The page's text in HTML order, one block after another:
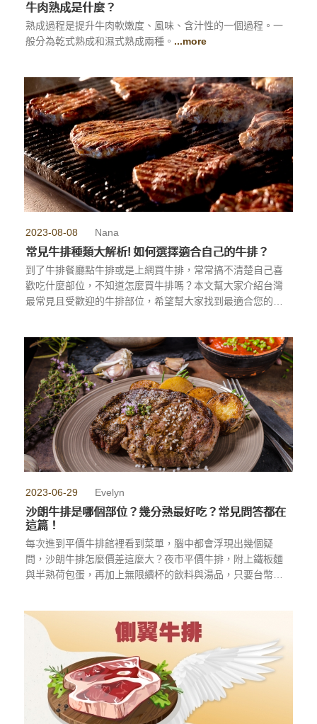
牛肉熟成是什麼？
熟成過程是提升牛肉軟嫩度、風味、含汁性的一個過程。一
般分為乾式熟成和濕式熟成兩種。 ...more
2023-08-08 Nana
常見牛排種類大解析! 如何選擇適合自己的牛排？
到了牛排餐廳點牛排或是上網買牛排，常常搞不清楚自己喜
歡吃什麼部位，不知道怎麼買牛排嗎？本文幫大家介紹台灣
最常見且受歡迎的牛排部位，希望幫大家找到最適合您的那
2023-06-29 Evelyn
沙朗牛排是哪個部位？幾分熟最好吃？常見問答都在
這篇！
每次進到平價牛排館裡看到菜單，腦中都會浮現出幾個疑
問，沙朗牛排怎麼價差這麼大？夜市平價牛排，附上鐵板麵
與半熟荷包蛋，再加上無限續杯的飲料與湯品，只要台幣平